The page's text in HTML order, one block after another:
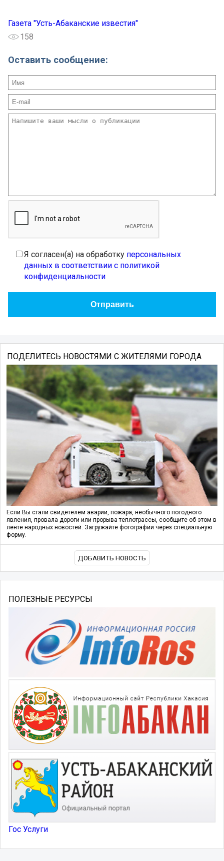
Газета "Усть-Абаканские известия"
158
Оставить сообщение:
Я согласен(а) на обработку персональных
данных в соответствии с политикой
конфиденциальности
ПОДЕЛИТЕСЬ НОВОСТЯМИ С ЖИТЕЛЯМИ ГОРОДА
Если Вы стали свидетелем аварии, пожара, необычного погодного
явления, провала дороги или прорыва теплотрассы, сообщите об этом в
ленте народных новостей. Загружайте фотографии через специальную
форму.
ДОБАВИТЬ НОВОСТЬ
ПОЛЕЗНЫЕ РЕСУРСЫ
Гос Услуги